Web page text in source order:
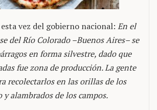
vez del gobierno nacional: En el
del Río Colorado –Buenos Aires– se
en forma silvestre, dado que
fue zona de producción. La gente
recolectarlos en las orillas de los
y alambrados de los campos.